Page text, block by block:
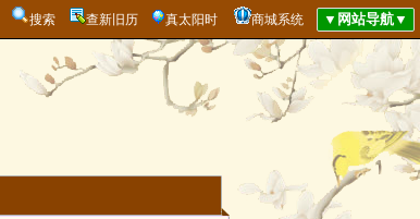
搜索 查新旧历 真太阳时 商城系统